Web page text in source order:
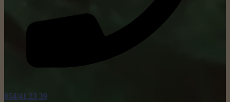
054/41 23 39